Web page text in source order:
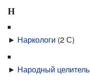
Н
► Наркологи (2 С)
► Народный целитель